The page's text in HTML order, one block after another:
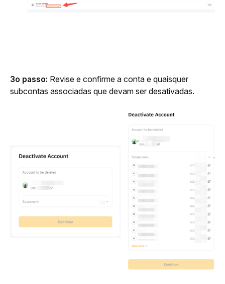
3o passo: Revise e confirme a conta e quaisquer
subcontas associadas que devam ser desativadas.